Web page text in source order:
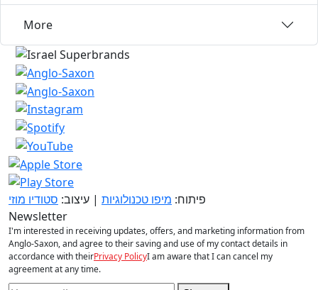
More
פיתוח: מיפו טכנולוגיות | עיצוב: סטודיו מוזי
Newsletter
I'm interested in receiving updates, offers, and marketing information from
Anglo-Saxon, and agree to their saving and use of my contact details in
accordance with theirPrivacy PolicyI am aware that I can cancel my
agreement at any time.